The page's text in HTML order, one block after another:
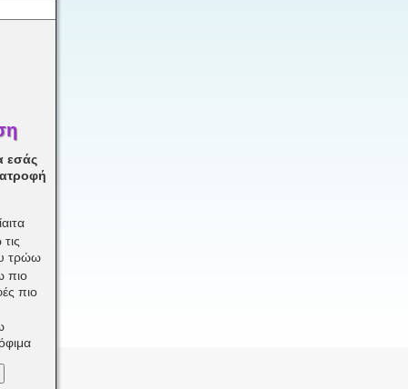
εσάς
τρώω
πιο
πιο